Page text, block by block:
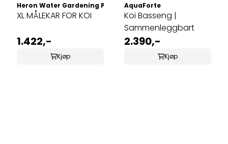
Heron Water Gardening Products
XL MÅLEKAR FOR KOI
1.422,-
Kjøp
AquaForte
Koi Basseng |
Sammenleggbart
2.390,-
Kjøp